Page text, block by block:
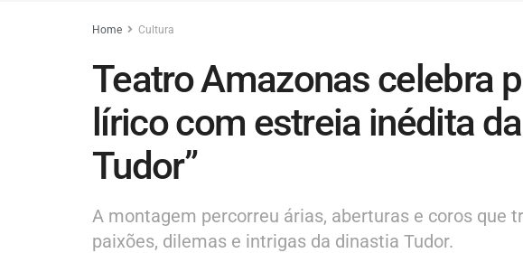
Home Cultura
Teatro Amazonas celebra
lírico com estreia inédita
Tudor”
A montagem percorreu árias, aberturas e coros que
paixões, dilemas e intrigas da dinastia Tudor.